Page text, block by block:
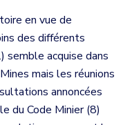
en vue de
des différents
semble acquise dans
mais les réunions
annoncées
du Code Minier (8)